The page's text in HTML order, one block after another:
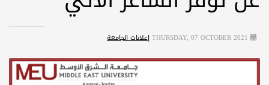
THURSDAY, 07 OCTOBER 2021إعلانات الجامعة